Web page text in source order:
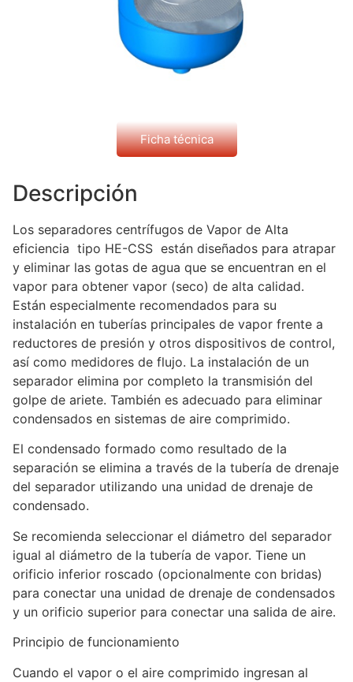
Ficha técnica
Descripción
Los separadores centrífugos de Vapor de Alta
eficiencia tipo HE-CSS están diseñados para atrapar
y eliminar las gotas de agua que se encuentran en el
vapor para obtener vapor (seco) de alta calidad.
Están especialmente recomendados para su
instalación en tuberías principales de vapor frente a
reductores de presión y otros dispositivos de control,
así como medidores de flujo. La instalación de un
separador elimina por completo la transmisión del
golpe de ariete. También es adecuado para eliminar
condensados en sistemas de aire comprimido.
El condensado formado como resultado de la
separación se elimina a través de la tubería de drenaje
del separador utilizando una unidad de drenaje de
condensado.
Se recomienda seleccionar el diámetro del separador
igual al diámetro de la tubería de vapor. Tiene un
orificio inferior roscado (opcionalmente con bridas)
para conectar una unidad de drenaje de condensados
y un orificio superior para conectar una salida de aire.
Principio de funcionamiento
Cuando el vapor o el aire comprimido ingresan al